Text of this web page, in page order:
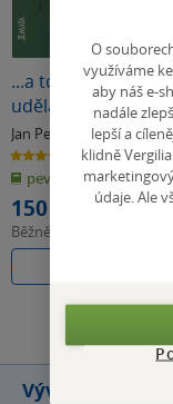
...a to mi nemůžete
udělat
Jan Pelc
3.0
z
5
hvězdiček
pevná vazba
150 Kč
Běžně
Vývoj ceny
O
využíváme
aby náš e-
nadále
lepší a
klidně
údaje. Ale